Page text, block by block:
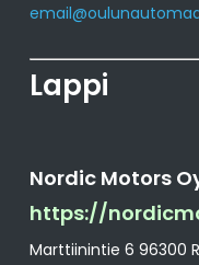
Lappi
Nordic Motors
https://
Marttiinintie 6 96300